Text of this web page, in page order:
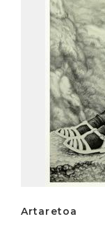
Artaretoa